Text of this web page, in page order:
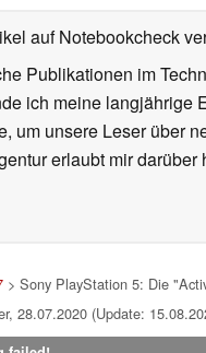
auf Notebookcheck
Publikationen im
ich meine langjährige
um unsere Leser über
erlaubt mir
> Sony PlayStation 5: Die
28.07.2020 (Update: